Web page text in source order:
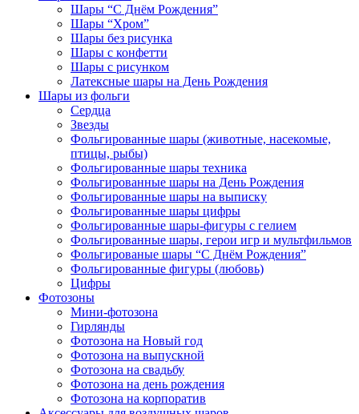
Шары “С Днём Рождения”
Шары “Хром”
Шары без рисунка
Шары с конфетти
Шары с рисунком
Латексные шары на День Рождения
Шары из фольги
Сердца
Звезды
Фольгированные шары (животные, насекомые,
птицы, рыбы)
Фольгированные шары техника
Фольгированные шары на День Рождения
Фольгированные шары на выписку
Фольгированные шары цифры
Фольгированные шары-фигуры с гелием
Фольгированные шары, герои игр и мультфильмов
Фольгированые шары “С Днём Рождения”
Фольгированные фигуры (любовь)
Цифры
Фотозоны
Мини-фотозона
Гирлянды
Фотозона на Новый год
Фотозона на выпускной
Фотозона на свадьбу
Фотозона на день рождения
Фотозона на корпоратив